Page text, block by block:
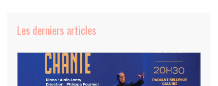
Les derniers articles